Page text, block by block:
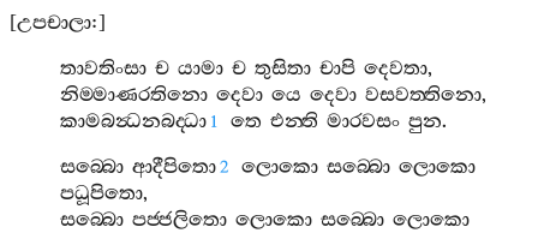
[උපචාලා:]
තාවතිංසා ච යාමා ච තුසිතා චාපි දෙවතා,
නිම‍්මාණරතිනො දෙවා යෙ දෙවා වසවත‍්තිනො,
කාමබන්‍ධනබද‍්ධා 1 තෙ එන‍්ති මාරවසං පුන.
සබ‍්බො ආදීපිතො2 ලොකො සබ‍්බො ලොකො
පධූපිතො,
සබ‍්බො පජ‍්ජලිතො ලොකො සබ‍්බො ලොකො